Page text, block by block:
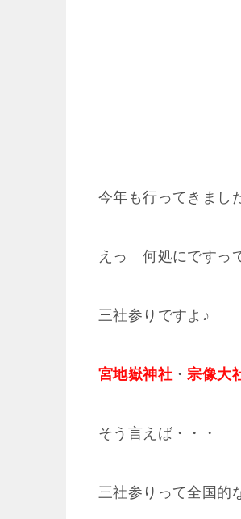
今年も行ってきまし
えっ 何処にですっ
三社参りですよ♪
宮地嶽神社 ・ 宗像大
そう言えば・・・
三社参りって全国的